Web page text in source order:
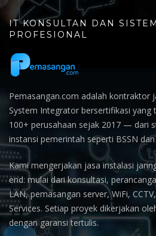
IT KONSULTAN DAN
PROFESIONAL
Pemasangan.com adalah kontraktor
System Integrator bersertifikasi yang
100+ perusahaan sejak 2017 — dari
instansi pemerintah seperti BSSN
Kami mengerjakan jasa instalasi
end: mulai dari konsultasi,
LAN, pemasangan server, WiFi,
Services. Setiap proyek dikerjakan
dengan garansi tertulis.